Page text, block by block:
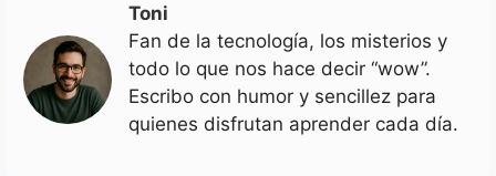
Toni
Fan de la tecnología, los misterios y
todo lo que nos hace decir “wow”.
Escribo con humor y sencillez para
quienes disfrutan aprender cada día.